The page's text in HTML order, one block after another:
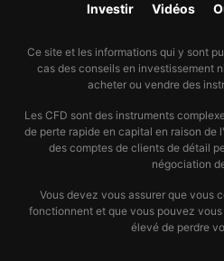
Investir Vidéos
Ce site et les informations qui y sont
cas des conseils en investissement
acheter ou vendre des
Les CFD sont des instruments
de perte rapide en capital en raison de
des comptes de clients de détail
négociation
Vous devez vous assurer que vous
fonctionnent et que vous pouvez
élevé de perdre